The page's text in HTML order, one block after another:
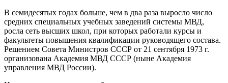
В семидесятых годах больше, чем в два раза выросло число
средних специальных учебных заведений системы МВД,
росла сеть высших школ, при которых работали курсы и
факультеты повышения квалификации руководящего состава.
Решением Совета Министров СССР от 21 сентября 1973 г.
организована Академия МВД СССР (ныне Академия
управления МВД России).